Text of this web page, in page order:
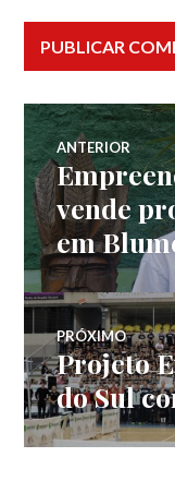
de
Post
ANTERIOR
Post
anterior:
vende
em
PRÓXIMO
Próximo
post:
Projeto
do Sul